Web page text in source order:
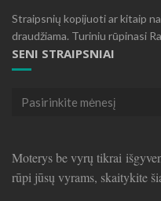
Straipsnių kopijuoti ar kitaip
draudžiama. Turiniu rūpinasi
SENI STRAIPSNIAI
Seni
Moterys be vyrų tikrai
rūpi jūsų vyrams, skaitykite